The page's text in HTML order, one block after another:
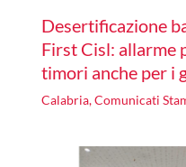
Desertificazione
First Cisl: allarme
timori anche per i
Calabria,Comunicati